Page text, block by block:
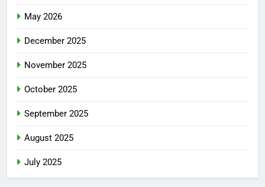
May 2026
December 2025
November 2025
October 2025
September 2025
August 2025
July 2025